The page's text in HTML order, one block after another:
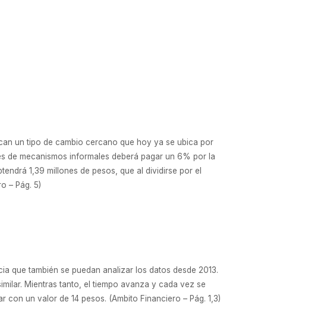
un tipo de cambio cercano que hoy ya se ubica por
de mecanismos informales deberá pagar un 6% por la
1,39 millones de pesos, que al dividirse por el
– Pág. 5)
que también se puedan analizar los datos desde 2013.
Mientras tanto, el tiempo avanza y cada vez se
un valor de 14 pesos. (Ambito Financiero – Pág. 1,3)